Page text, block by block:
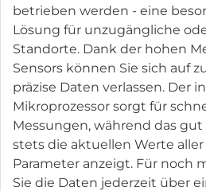
betrieben werden - eine
Lösung für unzugängliche
Standorte. Dank der hohen
Sensors können Sie sich auf
präzise Daten verlassen. Der
Mikroprozessor sorgt für
Messungen, während das gut
stets die aktuellen Werte
Parameter anzeigt. Für noch
Sie die Daten jederzeit über